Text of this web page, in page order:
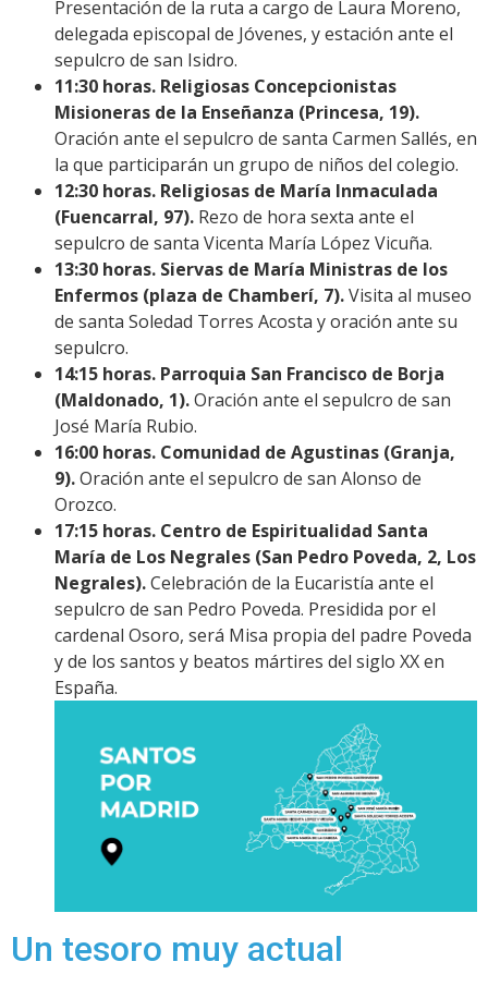
Presentación de la ruta a cargo de Laura Moreno,
delegada episcopal de Jóvenes, y estación ante el
sepulcro de san Isidro.
11:30 horas. Religiosas Concepcionistas
Misioneras de la Enseñanza (Princesa, 19).
Oración ante el sepulcro de santa Carmen Sallés, en
la que participarán un grupo de niños del colegio.
12:30 horas. Religiosas de María Inmaculada
(Fuencarral, 97). Rezo de hora sexta ante el
sepulcro de santa Vicenta María López Vicuña.
13:30 horas. Siervas de María Ministras de los
Enfermos (plaza de Chamberí, 7).Visita al museo
de santa Soledad Torres Acosta y oración ante su
sepulcro.
14:15 horas. Parroquia San Francisco de Borja
(Maldonado, 1).Oración ante el sepulcro de san
José María Rubio.
16:00 horas. Comunidad de Agustinas (Granja,
9).Oración ante el sepulcro de san Alonso de
Orozco.
17:15 horas. Centro de Espiritualidad Santa
María de Los Negrales (San Pedro Poveda, 2, Los
Negrales).Celebración de la Eucaristía ante el
sepulcro de san Pedro Poveda. Presidida por el
cardenal Osoro, será Misa propia del padre Poveda
y de los santos y beatos mártires del siglo XX en
España.
Un tesoro muy actual